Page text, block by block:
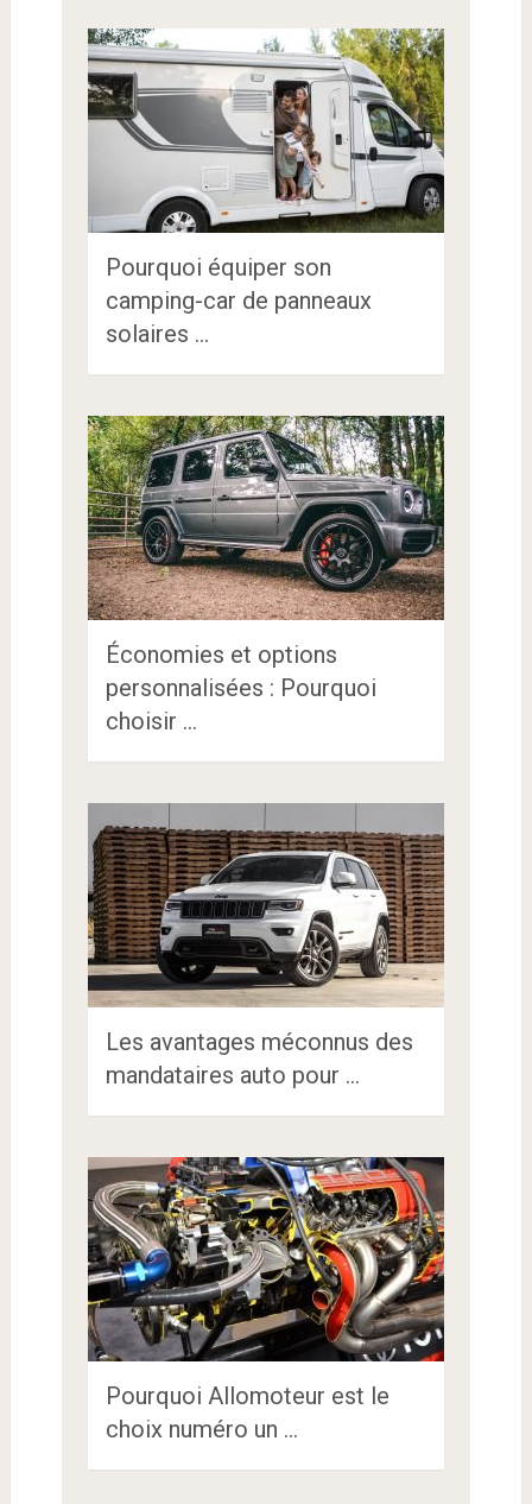
Pourquoi équiper son
camping-car de panneaux
solaires …
Économies et options
personnalisées : Pourquoi
choisir …
Les avantages méconnus des
mandataires auto pour …
Pourquoi Allomoteur est le
choix numéro un …